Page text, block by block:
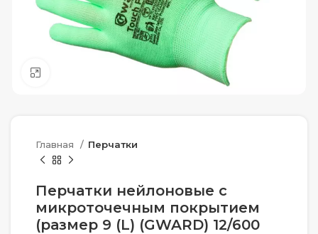
Нажмите, чтобы увеличить
Главная Перчатки
Перчатки нейлоновые с
микроточечным покрытием
(размер 9 (L) (GWARD) 12/600